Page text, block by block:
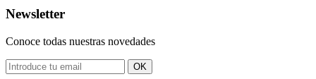
Newsletter
Conoce todas nuestras novedades
OK